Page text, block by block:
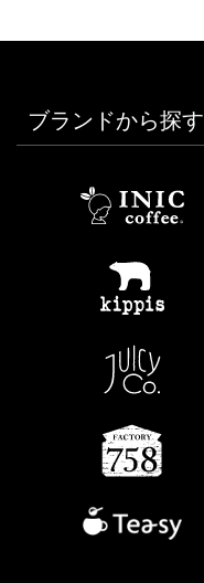
ブランドから探す